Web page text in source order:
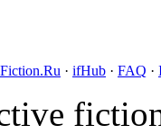
· ifHub · FAQ ·